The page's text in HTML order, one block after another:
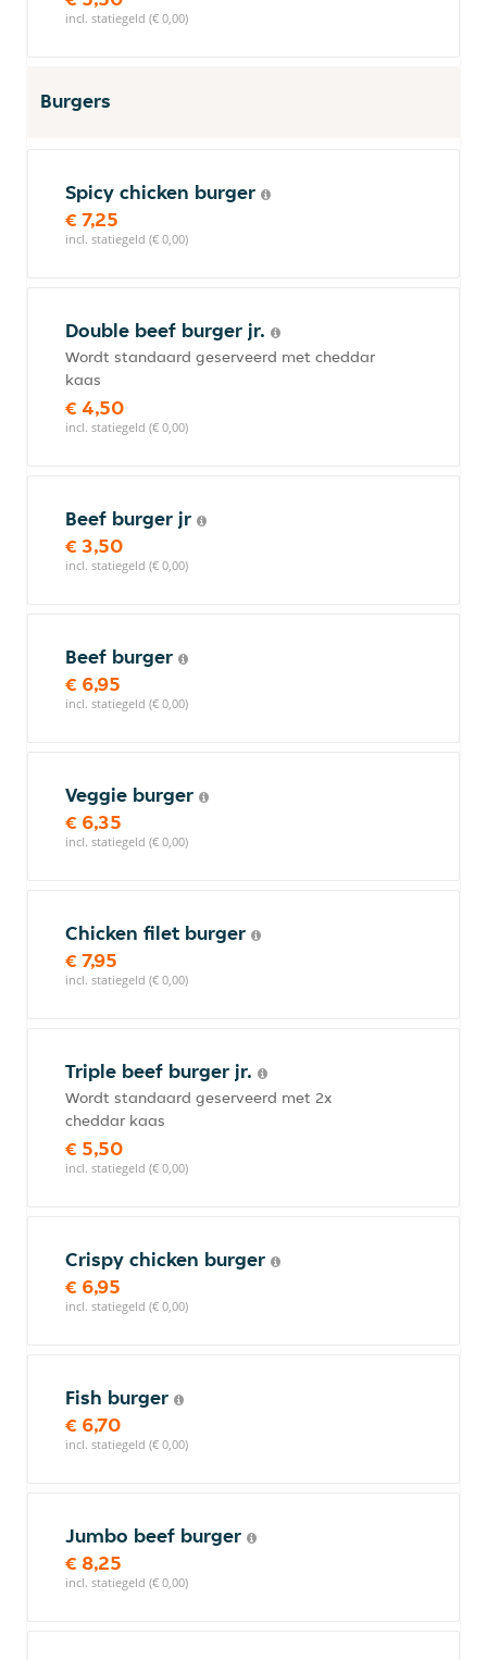
incl. statiegeld (€ 0,00)
Burgers
Spicy chicken burger
€ 7,25
incl. statiegeld (€ 0,00)
Double beef burger jr.
Wordt standaard geserveerd met cheddar
kaas
€ 4,50
incl. statiegeld (€ 0,00)
Beef burger jr
€ 3,50
incl. statiegeld (€ 0,00)
Beef burger
€ 6,95
incl. statiegeld (€ 0,00)
Veggie burger
€ 6,35
incl. statiegeld (€ 0,00)
Chicken filet burger
€ 7,95
incl. statiegeld (€ 0,00)
Triple beef burger jr.
Wordt standaard geserveerd met 2x
cheddar kaas
€ 5,50
incl. statiegeld (€ 0,00)
Crispy chicken burger
€ 6,95
incl. statiegeld (€ 0,00)
Fish burger
€ 6,70
incl. statiegeld (€ 0,00)
Jumbo beef burger
€ 8,25
incl. statiegeld (€ 0,00)